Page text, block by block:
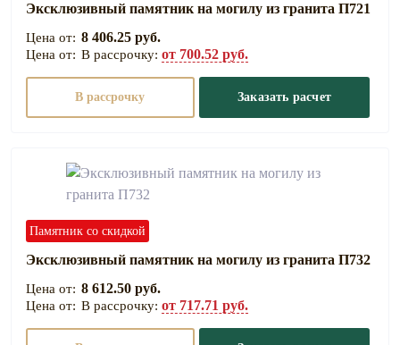
Эксклюзивный памятник на могилу из гранита П721
8 406.25 руб.
В рассрочку: от 700.52 руб.
В рассрочку Заказать расчет
Памятник со скидкой
Эксклюзивный памятник на могилу из гранита П732
8 612.50 руб.
В рассрочку: от 717.71 руб.